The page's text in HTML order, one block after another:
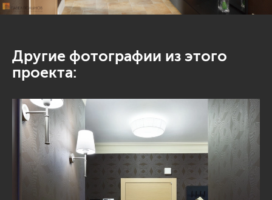
Другие фотографии из этого
проекта: